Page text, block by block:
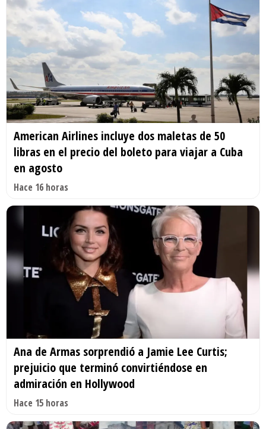
American Airlines incluye dos maletas de 50
libras en el precio del boleto para viajar a Cuba
en agosto
Hace 16 horas
Ana de Armas sorprendió a Jamie Lee Curtis;
prejuicio que terminó convirtiéndose en
admiración en Hollywood
Hace 15 horas